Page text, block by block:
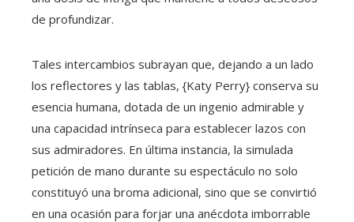
de profundizar.
Tales intercambios subrayan que, dejando a un lado
los reflectores y las tablas, {Katy Perry} conserva su
esencia humana, dotada de un ingenio admirable y
una capacidad intrínseca para establecer lazos con
sus admiradores. En última instancia, la simulada
petición de mano durante su espectáculo no solo
constituyó una broma adicional, sino que se convirtió
en una ocasión para forjar una anécdota imborrable